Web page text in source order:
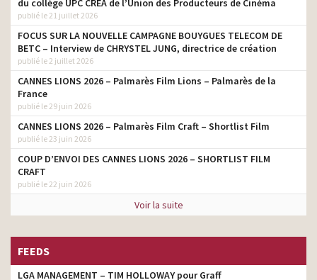
existe à prix E.Leclerc
photographie
Assurance Maladie –
Faites-vous vacciner
contre la grippe ET contre
directeur de la
Assurance Maladie – Notre
système de santé, c’est
prendre soin
photographie
Insuffisance cardiaque – Et
si votre cœur essayait de
vous dire quelque chose ?
directeur de la
espace santé. Vous avez
directeur de la
Assurance Maladie –
Gardons le réflexe des
gestes barrières
photographie
du collège UPC CRÉA de l’Union des Producteurs de Cinéma
publié le 21 juillet 2026
FOCUS SUR LA NOUVELLE CAMPAGNE BOUYGUES TELECOM DE
BETC – Interview de CHRYSTEL JUNG, directrice de création
publié le 2 juillet 2026
CANNES LIONS 2026 – Palmarès Film Lions – Palmarès de la
France
publié le 29 juin 2026
CANNES LIONS 2026 – Palmarès Film Craft – Shortlist Film
publié le 23 juin 2026
COUP D’ENVOI DES CANNES LIONS 2026 – SHORTLIST FILM
CRAFT
publié le 22 juin 2026
Voir la suite
FEEDS
LGA MANAGEMENT – TIM HOLLOWAY pour Graff